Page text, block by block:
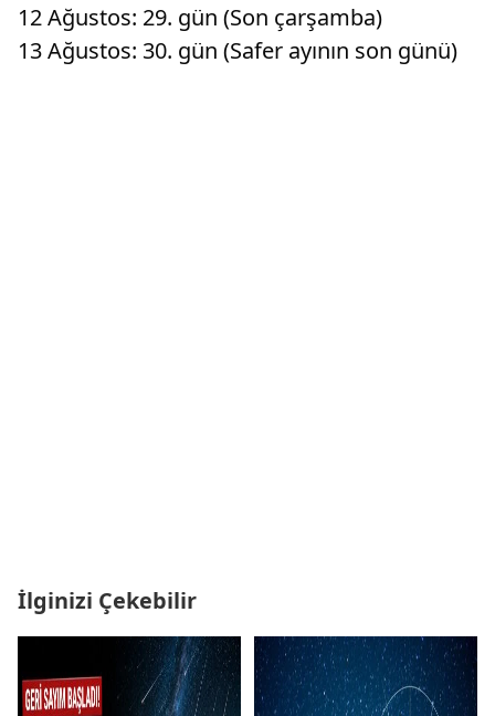
12 Ağustos: 29. gün (Son çarşamba)
13 Ağustos: 30. gün (Safer ayının son günü)
İlginizi Çekebilir